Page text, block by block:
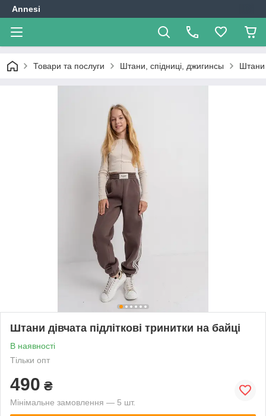
Annesi
Товари та послуги Штани, спідниці, джигинсы Штани
Штани дівчата підліткові тринитки на байці
В наявності
Тільки опт
490 ₴
Мінімальне замовлення — 5 шт.